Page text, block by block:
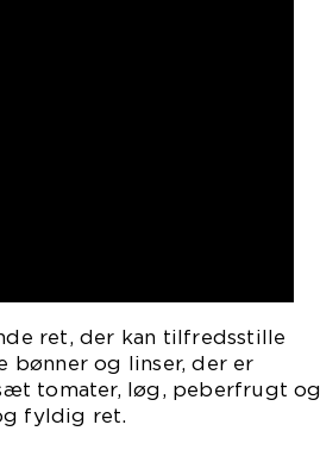
ret, der kan tilfredsstille
bønner og linser, der er
tomater, løg, peberfrugt og
fyldig ret.